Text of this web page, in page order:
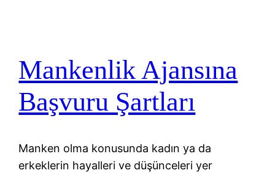
Mankenlik Ajansına
Başvuru Şartları
Manken olma konusunda kadın ya da
erkeklerin hayalleri ve düşünceleri yer